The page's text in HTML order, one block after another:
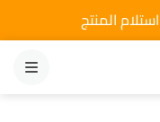
المنتج
MENU